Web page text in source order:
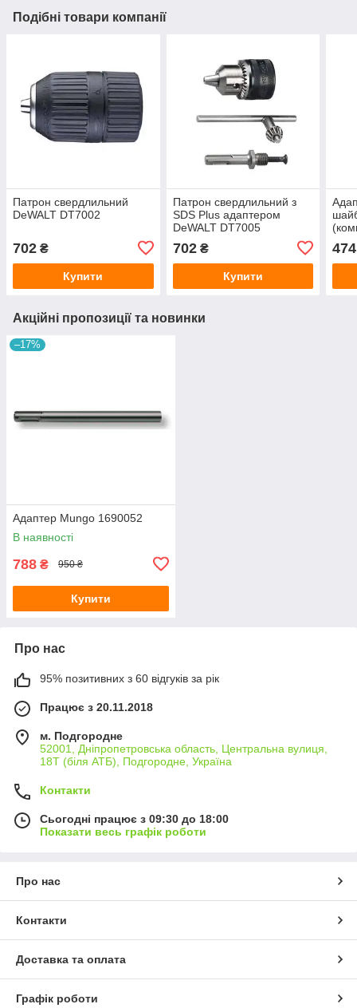
Подібні товари компанії
Патрон свердлильний
DeWALT DT7002
702 ₴
Купити
Патрон свердлильний з
SDS Plus адаптером
DeWALT DT7005
702₴
Купити
474
Акційні пропозиції та новинки
–17%
Адаптер Mungo 1690052
В наявності
788 ₴ 950 ₴
Купити
Про нас
95% позитивних з 60 відгуків за рік
Працює з 20.11.2018
м. Подгородне
52001, Дніпропетровська область, Центральна вулиця,
18Т (біля АТБ), Подгородне, Україна
Контакти
Сьогодні працює з 09:30 до 18:00
Показати весь графік роботи
Про нас
Контакти
Доставка та оплата
Графік роботи